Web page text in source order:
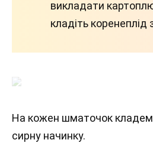
викладати
кладіть коренеплід
На кожен шматочок
сирну начинку.